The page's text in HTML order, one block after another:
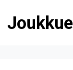
Joukkue